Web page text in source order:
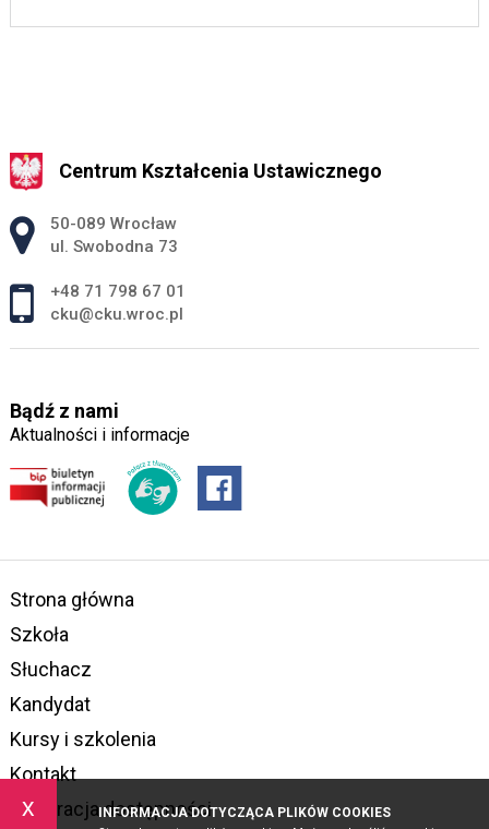
x INFORMACJA DOTYCZĄCA PLIKÓW COOKIES
Centrum Kształcenia Ustawicznego
Adres pocztowy:
50-089 Wrocław
ul. Swobodna 73
+48 71 798 67 01
cku@cku.wroc.pl
Bądź z nami
Aktualności i informacje
Strona główna
Szkoła
Słuchacz
Kandydat
Kursy i szkolenia
Kontakt
Deklaracja dostępności